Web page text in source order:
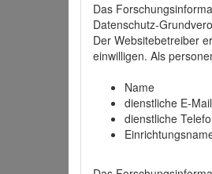
Das
Datenschutz-
Der Websitebetreiber
einwilligen. Als
Name
dienstliche E-
dienstliche